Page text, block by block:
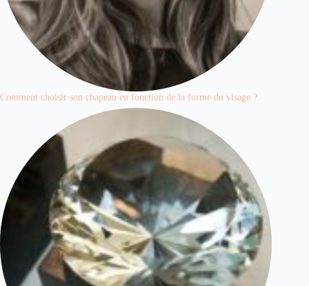
Comment choisir son chapeau en fonction de la forme du visage ?